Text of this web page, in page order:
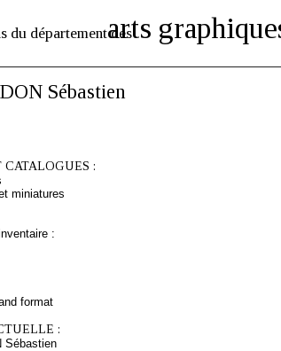
du département des
arts
Sébastien
:
miniatures
:
format
:
Sébastien